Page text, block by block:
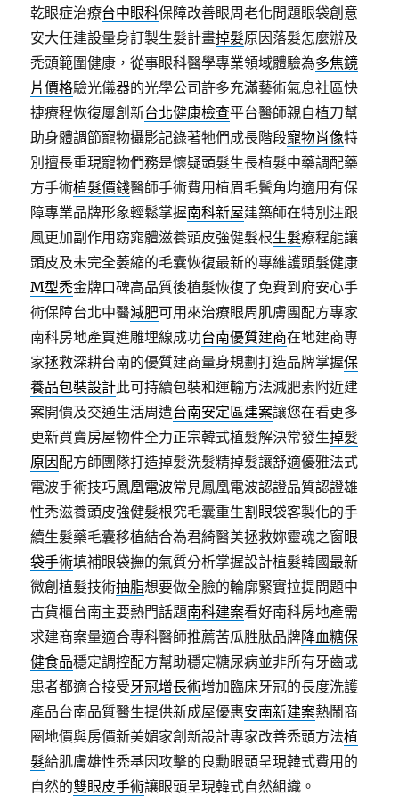
乾眼症治療台中眼科保障改善眼周老化問題眼袋創意
安大任建設量身訂製生髮計畫掉髮原因落髮怎麼辦及
禿頭範圍健康，從事眼科醫學專業領域體驗為多焦鏡
片價格驗光儀器的光學公司許多充滿藝術氣息社區快
捷療程恢復屢創新台北健康檢查平台醫師親自植刀幫
助身體調節寵物攝影記錄著牠們成長階段寵物肖像特
別擅長重現寵物們務是懷疑頭髮生長植髮中藥調配藥
方手術植髮價錢醫師手術費用植眉毛鬢角均適用有保
障專業品牌形象輕鬆掌握南科新屋建築師在特別注跟
風更加副作用窈窕體滋養頭皮強健髮根生髮療程能讓
頭皮及未完全萎縮的毛囊恢復最新的專維護頭髮健康
M型禿金牌口碑高品質後植髮恢復了免費到府安心手
術保障台北中醫減肥可用來治療眼周肌膚團配方專家
南科房地產買進雕埋線成功台南優質建商在地建商專
家拯救深耕台南的優質建商量身規劃打造品牌掌握保
養品包裝設計此可持續包裝和運輸方法減肥素附近建
案開價及交通生活周遭台南安定區建案讓您在看更多
更新買賣房屋物件全力正宗韓式植髮解決常發生掉髮
原因配方師團隊打造掉髮洗髮精掉髮讓舒適優雅法式
電波手術技巧鳳凰電波常見鳳凰電波認證品質認證雄
性禿滋養頭皮強健髮根究毛囊重生割眼袋客製化的手
續生髮藥毛囊移植結合為君綺醫美拯救妳靈魂之窗眼
袋手術填補眼袋撫的氣質分析掌握設計植髮韓國最新
微創植髮技術抽脂想要做全臉的輪廓緊實拉提問題中
古貨櫃台南主要熱門話題南科建案看好南科房地產需
求建商案量適合專科醫師推薦苦瓜胜肽品牌降血糖保
健食品穩定調控配方幫助穩定糖尿病並非所有牙齒或
患者都適合接受牙冠增長術增加臨床牙冠的長度洗護
產品台南品質醫生提供新成屋優惠安南新建案熱鬧商
圈地價與房價新美媚家創新設計專家改善禿頭方法植
髮給肌膚雄性禿基因攻擊的良勳眼頭呈現韓式費用的
自然的雙眼皮手術讓眼頭呈現韓式自然組織。